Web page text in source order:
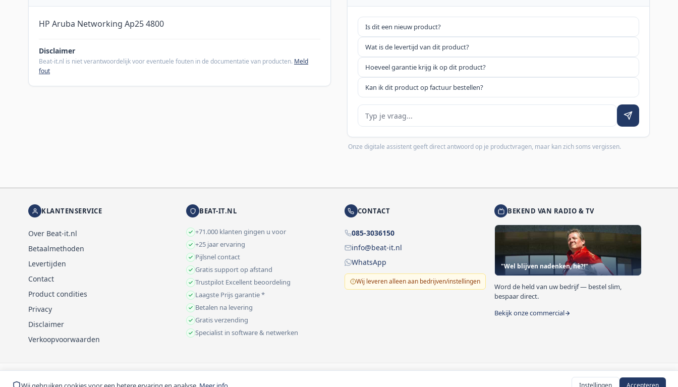
Instellingen Accepteren
HP Aruba Networking Ap25 4800
Disclaimer
Beat-it.nl is niet verantwoordelijk voor eventuele fouten in de documentatie van producten. Meld
fout
Is dit een nieuw product?
Wat is de levertijd van dit product?
Hoeveel garantie krijg ik op dit product?
Kan ik dit product op factuur bestellen?
Je vraag
Onze digitale assistent geeft direct antwoord op je productvragen, maar kan zich soms vergissen.
KLANTENSERVICE
Over Beat-it.nl
Betaalmethoden
Levertijden
Contact
Product condities
Privacy
Disclaimer
Verkoopvoorwaarden
BEAT-IT.NL
+71.000 klanten gingen u voor
+25 jaar ervaring
Pijlsnel contact
Gratis support op afstand
Trustpilot Excellent beoordeling
Laagste Prijs garantie *
Betalen na levering
Gratis verzending
Specialist in software & netwerken
CONTACT
085-3036150
info@beat-it.nl
WhatsApp
Wij leveren alleen aan bedrijven/instellingen
BEKEND VAN RADIO & TV
"Wel blijven nadenken, hè?!"
Word de held van uw bedrijf — bestel slim,
bespaar direct.
Bekijk onze commercial
© 1999-2026 Beat-it.nl. Vermelde prijzen zijn excl. BTW tenzij anders vermeld.